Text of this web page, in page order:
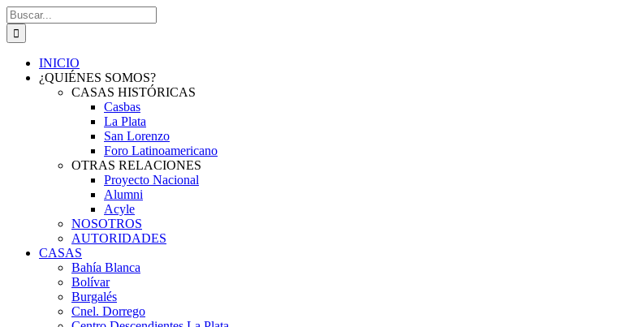
Saltar
al
contenido
Buscar:
INICIO
¿QUIÉNES SOMOS?
CASAS HISTÓRICAS
Casbas
La Plata
San Lorenzo
Foro Latinoamericano
OTRAS RELACIONES
Proyecto Nacional
Alumni
Acyle
NOSOTROS
AUTORIDADES
CASAS
Bahía Blanca
Bolívar
Burgalés
Cnel. Dorrego